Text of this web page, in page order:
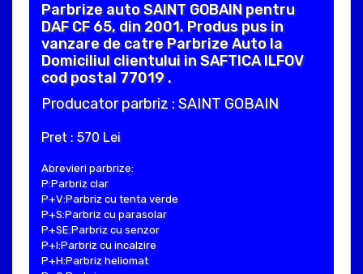
Parbrize auto SAINT GOBAIN pentru
DAF CF 65, din 2001. Produs pus in
vanzare de catre Parbrize Auto la
Domiciliul clientului in SAFTICA ILFOV
cod postal 77019 .
Producator parbriz : SAINT GOBAIN
Pret : 570 Lei
Abrevieri parbrize:
P:Parbriz clar
P+V:Parbriz cu tenta verde
P+S:Parbriz cu parasolar
P+SE:Parbriz cu senzor
P+I:Parbriz cu incalzire
P+H:Parbriz heliomat